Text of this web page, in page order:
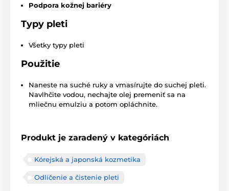
Podpora kožnej bariéry
Typy pleti
Všetky typy pleti
Použitie
Naneste na suché ruky a vmasírujte do suchej pleti.
Navlhčite vodou, nechajte olej premeniť sa na
mliečnu emulziu a potom opláchnite.
Produkt je zaradený v kategóriách
Kórejská a japonská kozmetika
Odlíčenie a čistenie pleti